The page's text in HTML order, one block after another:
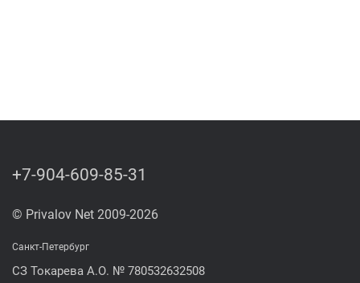
+7-904-609-85-31
© Privalov Net 2009-2026
Санкт-Петербург
СЗ Токарева А.О. № 780532632508